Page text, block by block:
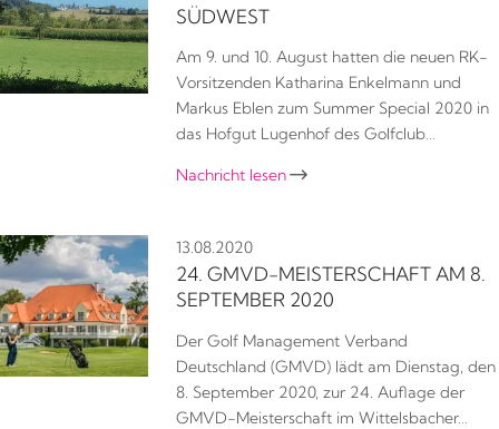
SÜDWEST
Am 9. und 10. August hatten die neuen RK-
Vorsitzenden Katharina Enkelmann und
Markus Eblen zum Summer Special 2020 in
das Hofgut Lugenhof des Golfclub…
Nachricht lesen 
13.08.2020
24. GMVD-MEISTERSCHAFT AM 8.
SEPTEMBER 2020
Der Golf Management Verband
Deutschland (GMVD) lädt am Dienstag, den
8. September 2020, zur 24. Auflage der
GMVD-Meisterschaft im Wittelsbacher…